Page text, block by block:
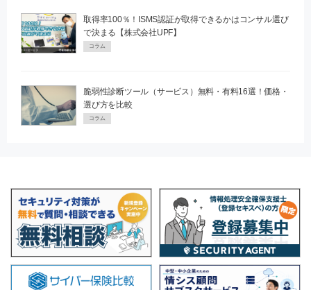
取得率100％！ISMS認証が取得できるかはコンサル選び
で決まる【株式会社UPF】
コラム
脆弱性診断ツール（サービス）無料・有料16選！価格・
選び方を比較
コラム